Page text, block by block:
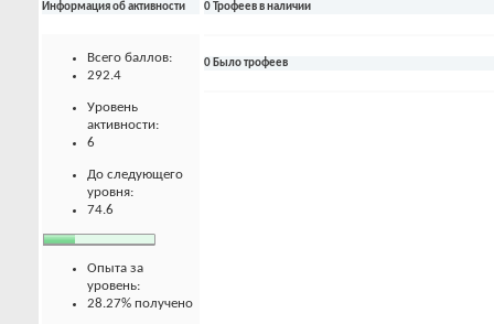
Информация об активности
Всего баллов:
292.4
Уровень
активности:
6
До следующего
уровня:
74.6
Опыта за
уровень:
28.27% получено
0 Трофеев в наличии
0 Было трофеев